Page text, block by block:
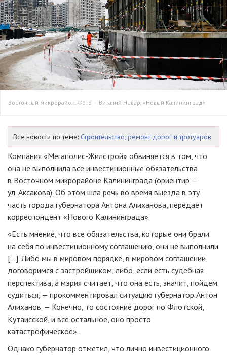
Восточный микрорайон. Фото — Виталий Невар, «Новый Калининград»
Все новости по теме: Строительство, ремонт дорог и тротуаров
Компания «Мегаполис-Жилстрой» обвиняется в том, что
она не выполнила все инвестиционные обязательства
в Восточном микрорайоне Калининграда (ориентир —
ул. Аксакова). Об этом шла речь во время выезда в эту
часть города губернатора Антона Алиханова, передает
корреспондент «Нового Калининграда».
«Есть мнение, что все обязательства, которые они брали
на себя по инвестиционному соглашению, они не выполнили
[…]. Либо мы в мировом порядке, в мировом соглашении
договоримся с застройщиком, либо, если есть судебная
перспектива, а мэрия считает, что она есть, значит, пойдем
судиться, — прокомментировал ситуацию губернатор Антон
Алиханов. — Конечно, то состояние дорог по Флотской,
Кутаисской, и все остальное, оно просто
катастрофическое».
Однако губернатор отметил, что лично инвестиционного